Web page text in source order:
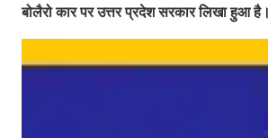
बोलैरो कार पर उत्तर प्रदेश सरकार लिखा हुआ है।